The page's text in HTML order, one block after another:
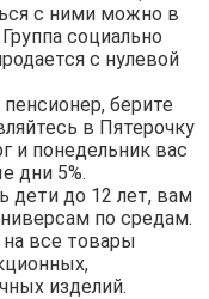
с ними можно в
социально
с нулевой
берите
в Пятерочку
и понедельник вас
дни 5%.
дети до 12 лет, вам
по средам.
все товары
изделий.